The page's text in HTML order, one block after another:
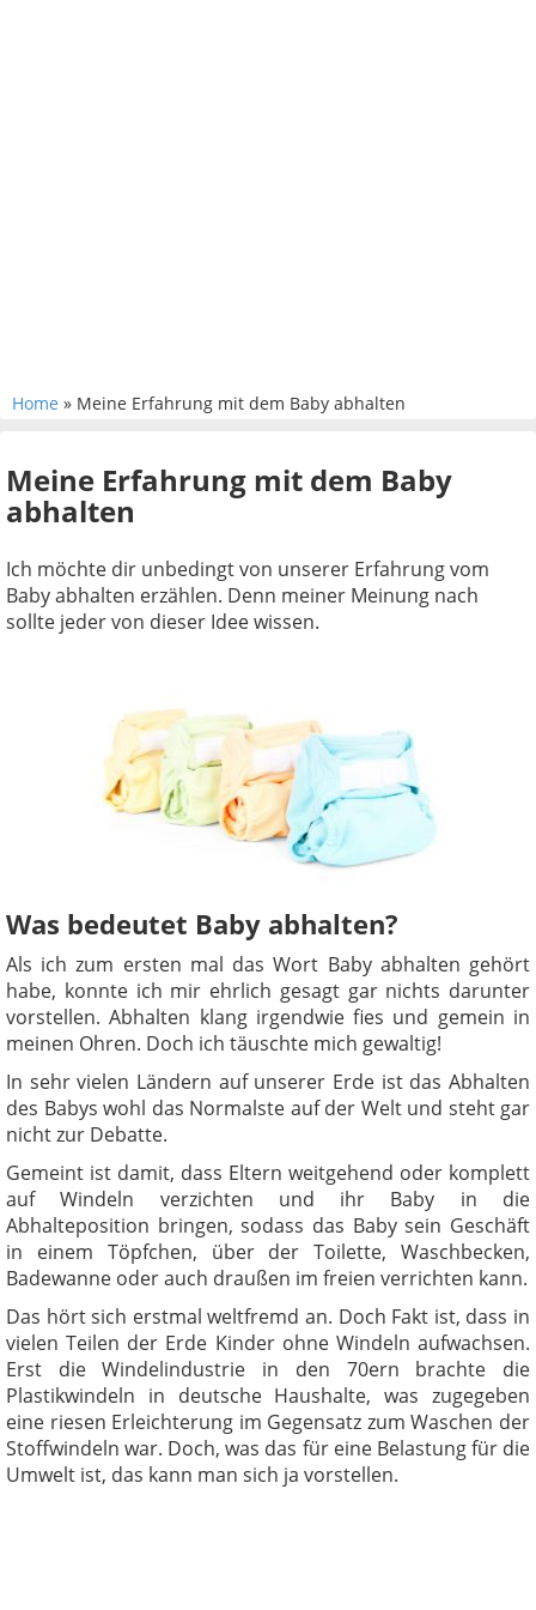
Home » Meine Erfahrung mit dem Baby abhalten
Meine Erfahrung mit dem Baby
abhalten
Ich möchte dir unbedingt von unserer Erfahrung vom
Baby abhalten erzählen. Denn meiner Meinung nach
sollte jeder von dieser Idee wissen.
Was bedeutet Baby abhalten?
Als ich zum ersten mal das Wort Baby abhalten gehört
habe, konnte ich mir ehrlich gesagt gar nichts darunter
vorstellen. Abhalten klang irgendwie fies und gemein in
meinen Ohren. Doch ich täuschte mich gewaltig!
In sehr vielen Ländern auf unserer Erde ist das Abhalten
des Babys wohl das Normalste auf der Welt und steht gar
nicht zur Debatte.
Gemeint ist damit, dass Eltern weitgehend oder komplett
auf Windeln verzichten und ihr Baby in die
Abhalteposition bringen, sodass das Baby sein Geschäft
in einem Töpfchen, über der Toilette, Waschbecken,
Badewanne oder auch draußen im freien verrichten kann.
Das hört sich erstmal weltfremd an. Doch Fakt ist, dass in
vielen Teilen der Erde Kinder ohne Windeln aufwachsen.
Erst die Windelindustrie in den 70ern brachte die
Plastikwindeln in deutsche Haushalte, was zugegeben
eine riesen Erleichterung im Gegensatz zum Waschen der
Stoffwindeln war. Doch, was das für eine Belastung für die
Umwelt ist, das kann man sich ja vorstellen.